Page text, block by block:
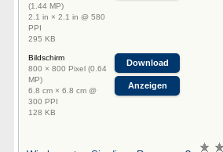
(1.44 MP)
2.1 in × 2.1 in @ 580
PPI
295 KB
Bildschirm
800 × 800 Pixel (0.64
MP)
6.8 cm × 6.8 cm @
300 PPI
128 KB
Download
Anzeigen